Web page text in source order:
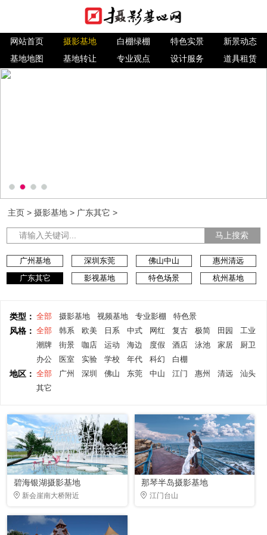
网站首页 摄影基地 白棚绿棚 特色实景
新景动态
基地地图
基地转让 专业观点 设计服务 道具租赁
主页 >摄影基地 > 广东其它 >
马上搜索
广州基地 深圳东莞 佛山中山
惠州清远
广东其它
影视基地 特色场景 杭州基地
类型： 全部 摄影基地 视频基地 专业影棚 特色景
风格： 全部 韩系 欧美 日系 中式 网红 复古 极简 田园
工业
潮牌
街景 咖店 运动 海边 度假 酒店 泳池 家居
厨卫
办公
医室 实验 学校 年代 科幻 白棚
地区： 全部 广州 深圳 佛山 东莞 中山 江门 惠州 清远
汕头
其它
碧海银湖摄影基地
新会崖南大桥附近
那琴半岛摄影基地
江门台山